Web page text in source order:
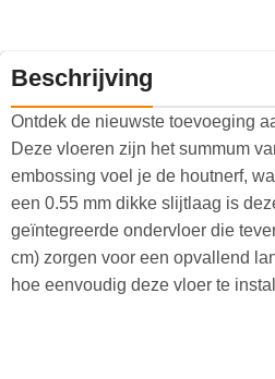
Beschrijving
Ontdek de nieuwste toevoeging
Deze vloeren zijn het summum
embossing voel je de houtnerf,
een 0.55 mm dikke slijtlaag is
geïntegreerde ondervloer die
cm) zorgen voor een opvallend
hoe eenvoudig deze vloer te